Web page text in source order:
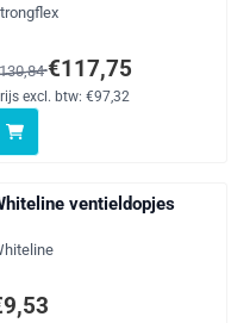
130,84 voor 117,75,
€117,75
excl. btw: €97,32
88,54
ventieldopjes
9,53, exclusief btw: 7,88